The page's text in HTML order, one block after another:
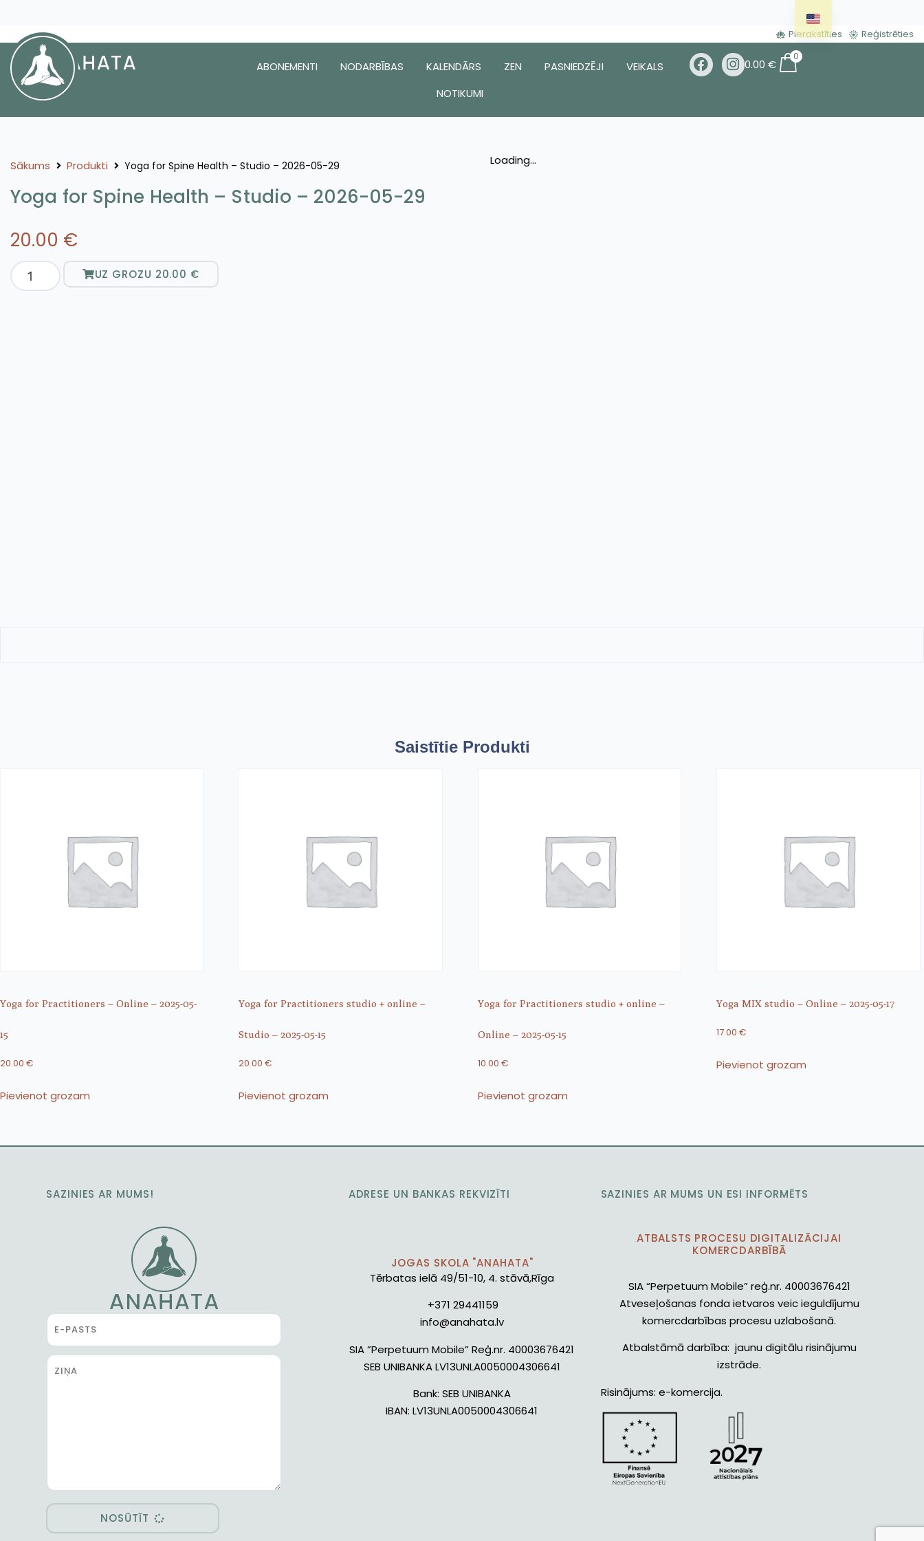
Pierakstīties Reģistrēties
ABONEMENTI NODARBĪBAS KALENDĀRS ZEN PASNIEDZĒJI
VEIKALS
NOTIKUMI
0.00€
0
Sākums Produkti Yoga for Spine Health – Studio – 2026-05-29
Yoga for Spine Health – Studio – 2026-05-29
20.00 €
UZ GROZU 20.00 €
Loading...
Saistītie Produkti
Yoga for Practitioners – Online – 2025-05-
15
20.00 €
Pievienot grozam
Yoga for Practitioners studio + online –
Studio – 2025-05-15
20.00€
Pievienot grozam
Yoga for Practitioners studio + online –
Online – 2025-05-15
10.00 €
Pievienot grozam
Yoga MIX studio – Online – 2025-05-17
17.00€
Pievienot grozam
SAZINIES AR MUMS!
NOSŪTĪT
ADRESE UN BANKAS REKVIZĪTI
JOGAS SKOLA "ANAHATA"
Tērbatas ielā 49/51-10, 4. stāvā,Rīga
+371 29441159
info@anahata.lv
SIA ”Perpetuum Mobile” Reģ.nr. 40003676421
SEB UNIBANKA LV13UNLA0050004306641
Bank: SEB UNIBANKA
IBAN: LV13UNLA0050004306641
SAZINIES AR MUMS UN ESI INFORMĒTS
ATBALSTS PROCESU DIGITALIZĀCIJAI
KOMERCDARBĪBĀ
SIA “Perpetuum Mobile” reģ.nr. 40003676421
Atveseļošanas fonda ietvaros veic ieguldījumu
komercdarbības procesu uzlabošanā.
Atbalstāmā darbība: jaunu digitālu risinājumu
izstrāde.
Risinājums: e-komercija.